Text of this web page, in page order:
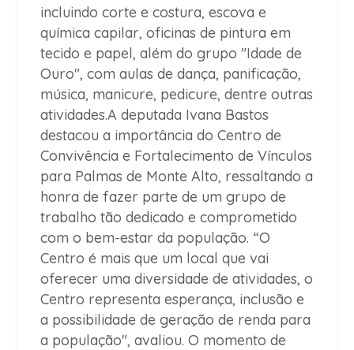
incluindo corte e costura, escova e
química capilar, oficinas de pintura em
tecido e papel, além do grupo "Idade de
Ouro", com aulas de dança, panificação,
música, manicure, pedicure, dentre outras
atividades.A deputada Ivana Bastos
destacou a importância do Centro de
Convivência e Fortalecimento de Vínculos
para Palmas de Monte Alto, ressaltando a
honra de fazer parte de um grupo de
trabalho tão dedicado e comprometido
com o bem-estar da população. “O
Centro é mais que um local que vai
oferecer uma diversidade de atividades, o
Centro representa esperança, inclusão e
a possibilidade de geração de renda para
a população", avaliou. O momento de